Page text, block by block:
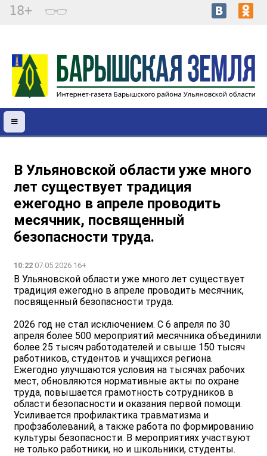
18+
В Ульяновской области уже много
лет существует традиция
ежегодно в апреле проводить
месячник, посвященный
безопасности труда.
10:22 07.05.2026 16+
В Ульяновской области уже много лет существует
традиция ежегодно в апреле проводить месячник,
посвященный безопасности труда.
2026 год не стал исключением. С 6 апреля по 30
апреля более 500 мероприятий месячника объединили
более 25 тысяч работодателей и свыше 150 тысяч
работников, студентов и учащихся региона.
Ежегодно улучшаются условия на тысячах рабочих
мест, обновляются нормативные акты по охране
труда, повышается грамотность сотрудников в
области безопасности и оказания первой помощи.
Усиливается профилактика травматизма и
профзаболеваний, а также работа по формированию
культуры безопасности. В мероприятиях участвуют
не только работники, но и школьники, студенты.